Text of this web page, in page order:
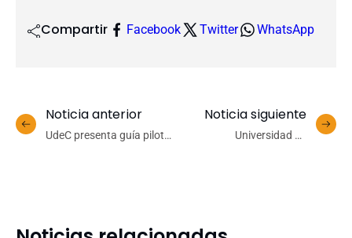
Compartir Facebook Twitter WhatsApp
Noticia anterior
UdeC presenta guía piloto
Noticia siguiente
Universidad de